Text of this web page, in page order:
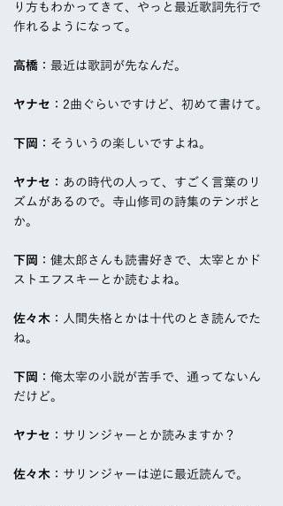
り方もわかってきて、やっと最近歌詞先行で
作れるようになって。
高橋 ：最近は歌詞が先なんだ。
ヤナセ ：2曲ぐらいですけど、初めて書けて。
下岡 ：そういうの楽しいですよね。
ヤナセ ：あの時代の人って、すごく言葉のリ
ズムがあるので。寺山修司の詩集のテンポと
か。
下岡 ：健太郎さんも読書好きで、太宰とかド
ストエフスキーとか読むよね。
佐々木 ：人間失格とかは十代のとき読んでた
ね。
下岡 ：俺太宰の小説が苦手で、通ってないん
だけど。
ヤナセ ：サリンジャーとか読みますか？
佐々木 ：サリンジャーは逆に最近読んで。